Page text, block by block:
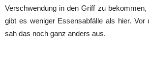
Verschwendung in den Griff zu bekommen,
gibt es weniger Essensabfälle als hier. Vor
sah das noch ganz anders aus.